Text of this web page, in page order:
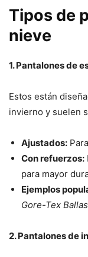
Tipos de
nieve
1. Pantalones de
Estos están
invierno y suelen
Ajustados:
Con refuerzos:
para mayor
Ejemplos
Gore-Tex
2. Pantalones de